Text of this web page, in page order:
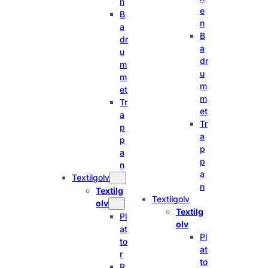
B
a
dr
u
m
m
et
Tr
a
p
p
a
n
Textilgolv
Textilg
olv
Pl
at
to
r
e
n
B
a
dr
u
m
m
et
Tr
a
p
p
a
n
Textilgolv
Textilg
olv
Pl
at
to